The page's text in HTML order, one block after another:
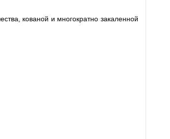
кованой и многократно закаленной